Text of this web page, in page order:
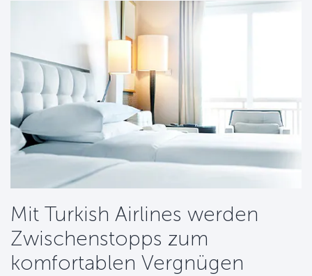
Mit Turkish Airlines werden
Zwischenstopps zum
komfortablen Vergnügen